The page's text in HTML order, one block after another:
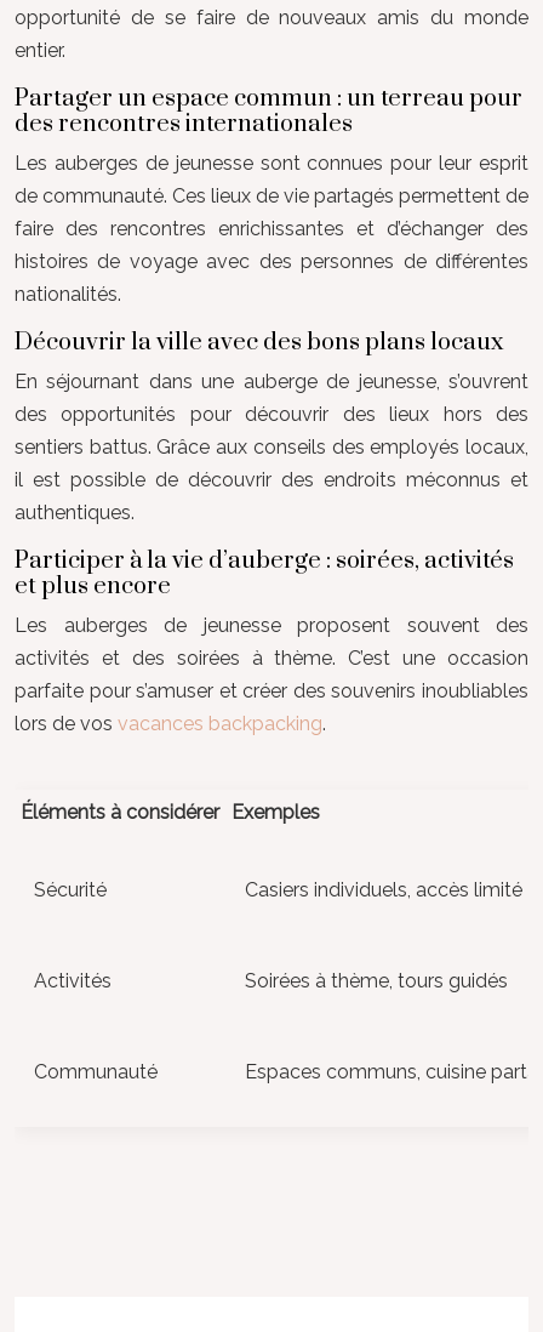
opportunité de se faire de nouveaux amis du monde
entier.
Partager un espace commun : un terreau pour
des rencontres internationales
Les auberges de jeunesse sont connues pour leur esprit
de communauté. Ces lieux de vie partagés permettent de
faire des rencontres enrichissantes et d’échanger des
histoires de voyage avec des personnes de différentes
nationalités.
Découvrir la ville avec des bons plans locaux
En séjournant dans une auberge de jeunesse, s’ouvrent
des opportunités pour découvrir des lieux hors des
sentiers battus. Grâce aux conseils des employés locaux,
il est possible de découvrir des endroits méconnus et
authentiques.
Participer à la vie d’auberge : soirées, activités
et plus encore
Les auberges de jeunesse proposent souvent des
activités et des soirées à thème. C’est une occasion
parfaite pour s’amuser et créer des souvenirs inoubliables
lors de vos vacances backpacking.
Éléments à considérer Exemples
Sécurité Casiers individuels, accès limité
Activités Soirées à thème, tours guidés
Communauté Espaces communs, cuisine